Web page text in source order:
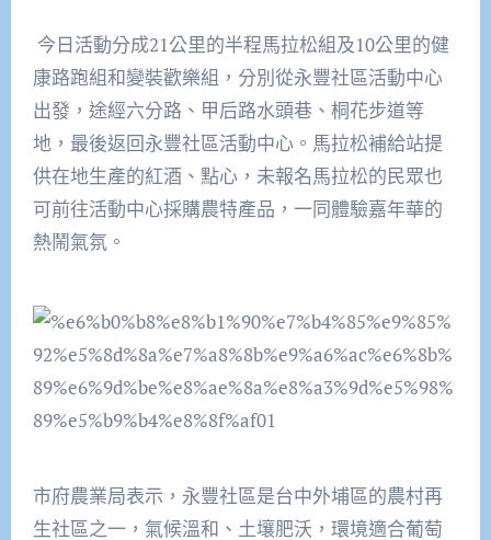
今日活動分成21公里的半程馬拉松組及10公里的健
康路跑組和變裝歡樂組，分別從永豐社區活動中心
出發，途經六分路、甲后路水頭巷、桐花步道等
地，最後返回永豐社區活動中心。馬拉松補給站提
供在地生產的紅酒、點心，未報名馬拉松的民眾也
可前往活動中心採購農特產品，一同體驗嘉年華的
熱鬧氣氛。
市府農業局表示，永豐社區是台中外埔區的農村再
生社區之一，氣候溫和、土壤肥沃，環境適合葡萄